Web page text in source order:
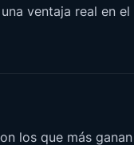
ventaja real en el
los que más ganan